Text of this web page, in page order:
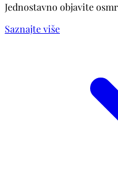
Jednostavno objavite
Saznajte više